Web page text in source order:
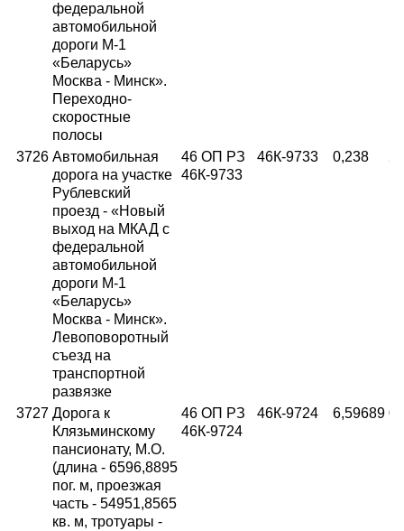
федеральной
автомобильной
дороги М-1
«Беларусь»
Москва - Минск».
Переходно-
скоростные
полосы
3726 Автомобильная
дорога на участке
Рублевский
проезд - «Новый
выход на МКАД с
федеральной
автомобильной
дороги М-1
«Беларусь»
Москва - Минск».
Левоповоротный
съезд на
транспортной
развязке
46 ОП РЗ
46К-9733
46К-9733 0,238
3727 Дорога к
Клязьминскому
пансионату, М.О.
(длина - 6596,8895
пог. м, проезжая
часть - 54951,8565
кв. м, тротуары -
46 ОП РЗ
46К-9724
46К-9724 6,59689